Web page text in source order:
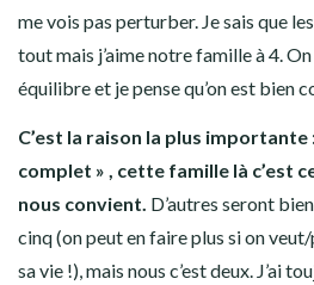
me vois pas perturber. Je sais que
tout mais j’aime notre famille à 4.
équilibre et je pense qu’on est bien
C’est la raison la plus importante
complet » , cette famille là c’est
nous convient. D’autres seront
cinq (on peut en faire plus si on
sa vie !), mais nous c’est deux. J’ai